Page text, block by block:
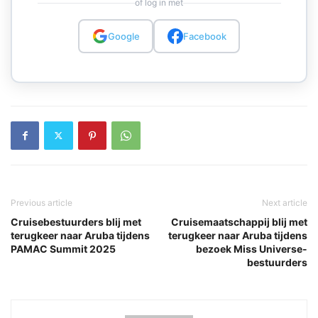
of log in met
Google Facebook
Previous article
Cruisebestuurders blij met
terugkeer naar Aruba tijdens
PAMAC Summit 2025
Next article
Cruisemaatschappij blij met
terugkeer naar Aruba tijdens
bezoek Miss Universe-
bestuurders